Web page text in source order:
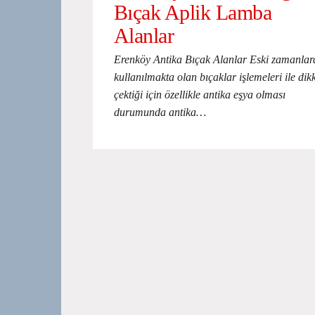
Bıçak Aplik Lamba
Alanlar
Erenköy Antika Bıçak Alanlar Eski
kullanılmakta olan bıçaklar işlemeleri ile
çektiği için özellikle antika eşya olması
durumunda antika…